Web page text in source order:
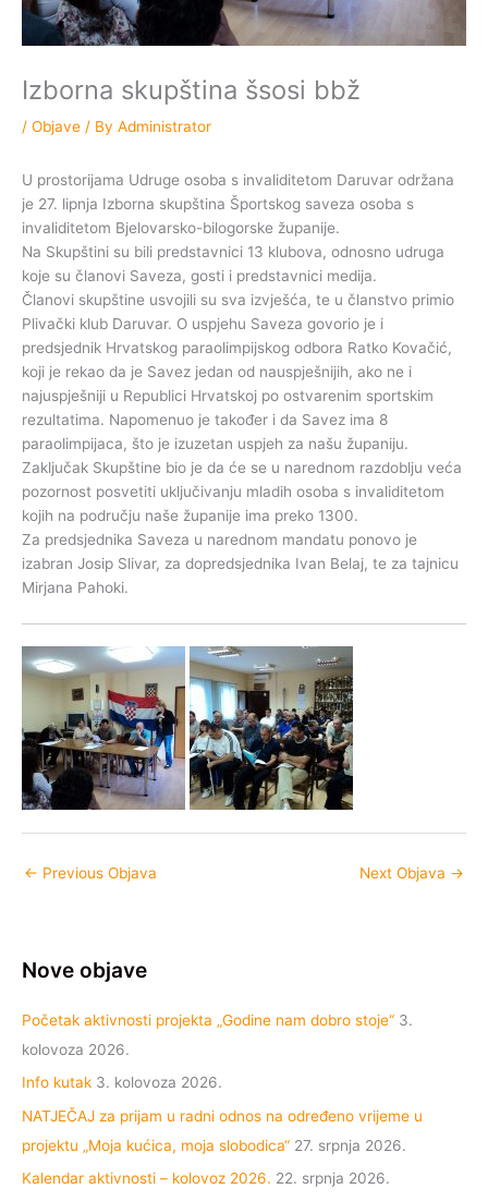
Izborna skupština šsosi bbž
/ Objave / By Administrator
U prostorijama Udruge osoba s invaliditetom Daruvar održana
je 27. lipnja Izborna skupština Športskog saveza osoba s
invaliditetom Bjelovarsko-bilogorske županije.
Na Skupštini su bili predstavnici 13 klubova, odnosno udruga
koje su članovi Saveza, gosti i predstavnici medija.
Članovi skupštine usvojili su sva izvješća, te u članstvo primio
Plivački klub Daruvar. O uspjehu Saveza govorio je i
predsjednik Hrvatskog paraolimpijskog odbora Ratko Kovačić,
koji je rekao da je Savez jedan od nauspješnijih, ako ne i
najuspješniji u Republici Hrvatskoj po ostvarenim sportskim
rezultatima. Napomenuo je također i da Savez ima 8
paraolimpijaca, što je izuzetan uspjeh za našu županiju.
Zaključak Skupštine bio je da će se u narednom razdoblju veća
pozornost posvetiti uključivanju mladih osoba s invaliditetom
kojih na području naše županije ima preko 1300.
Za predsjednika Saveza u narednom mandatu ponovo je
izabran Josip Slivar, za dopredsjednika Ivan Belaj, te za tajnicu
Mirjana Pahoki.
← Previous Objava Next Objava →
Nove objave
Početak aktivnosti projekta „Godine nam dobro stoje“ 3.
kolovoza 2026.
Info kutak 3. kolovoza 2026.
NATJEČAJ za prijam u radni odnos na određeno vrijeme u
projektu „Moja kućica, moja slobodica“ 27. srpnja 2026.
Kalendar aktivnosti – kolovoz 2026. 22. srpnja 2026.